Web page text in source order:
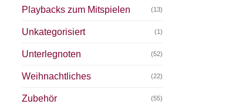
Playbacks zum Mitspielen (13)
Unkategorisiert (1)
Unterlegnoten (52)
Weihnachtliches (22)
Zubehör (55)